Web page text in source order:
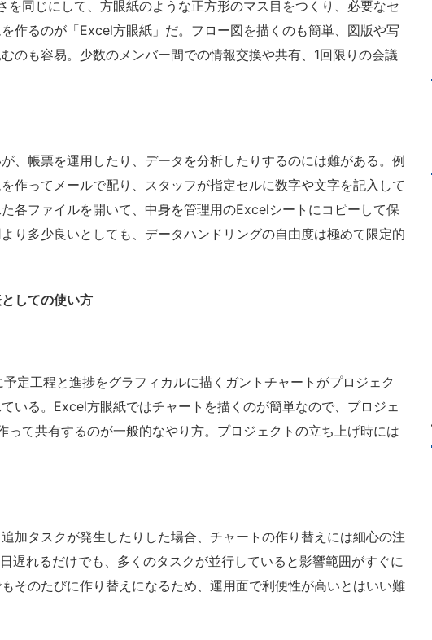
同じにして、方眼紙のような正方形のマス目をつくり、必要なセ
作るのが「Excel方眼紙」だ。フロー図を描くのも簡単、図版や写
のも容易。少数のメンバー間での情報交換や共有、1回限りの会議
、帳票を運用したり、データを分析したりするのには難がある。例
作ってメールで配り、スタッフが指定セルに数字や文字を記入して
各ファイルを開いて、中身を管理用のExcelシートにコピーして保
り多少良いとしても、データハンドリングの自由度は極めて限定的
しての使い方
定工程と進捗をグラフィカルに描くガントチャートがプロジェク
いる。Excel方眼紙ではチャートを描くのが簡単なので、プロジェ
って共有するのが一般的なやり方。プロジェクトの立ち上げ時には
加タスクが発生したりした場合、チャートの作り替えには細心の注
遅れるだけでも、多くのタスクが並行していると影響範囲がすぐに
そのたびに作り替えになるため、運用面で利便性が高いとはいい難